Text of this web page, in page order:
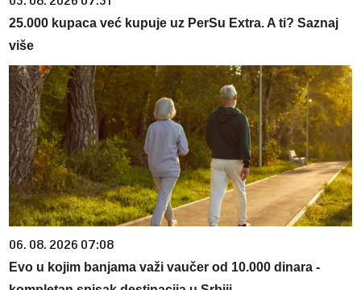
25.000 kupaca već kupuje uz PerSu Extra. A ti? Saznaj
više
06. 08. 2026 07:08
Evo u kojim banjama važi vaučer od 10.000 dinara -